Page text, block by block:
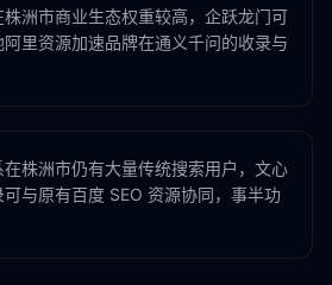
株洲市商业生态权重较高，企跃龙门可
阿里资源加速品牌在通义千问的收录与
在株洲市仍有大量传统搜索用户，文心
与原有百度 SEO 资源协同，事半功